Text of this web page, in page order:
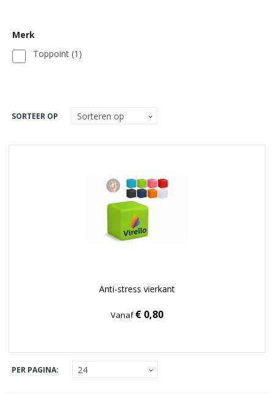
Merk
Toppoint (1)
SORTEER OP
Anti-stress vierkant
Vanaf€ 0,80
PER PAGINA: